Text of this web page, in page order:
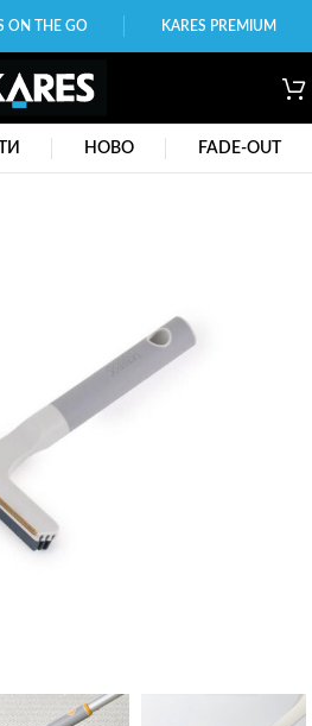
ON THE GO KARES PREMIUM
НОВО FADE-OUT